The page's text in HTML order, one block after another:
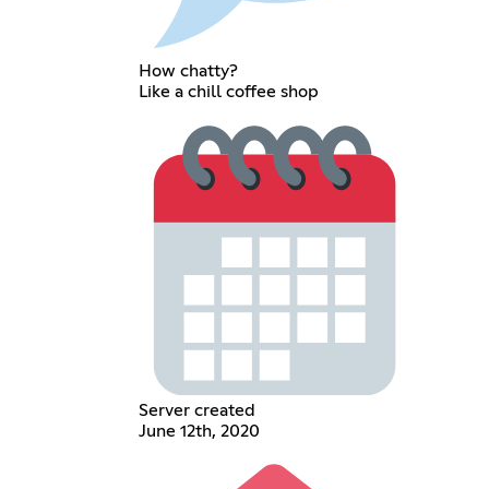
How chatty?
Like a chill coffee shop
Server created
June 12th, 2020